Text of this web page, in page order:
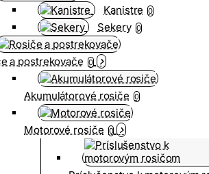
Kanistre 0
Sekery 0
a postrekovače 0
Akumulátorové rosiče 0
Motorové rosiče 0